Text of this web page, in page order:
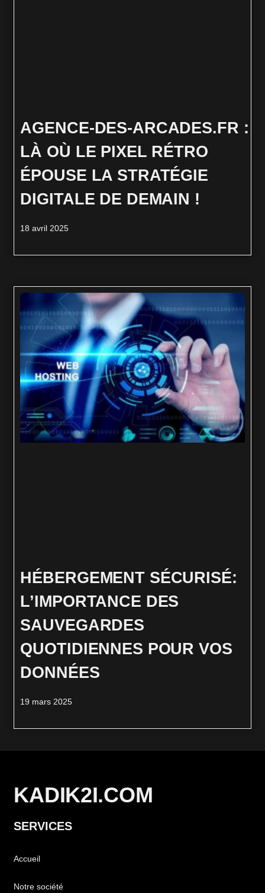
AGENCE‑DES‑ARCADES.FR :
LÀ OÙ LE PIXEL RÉTRO
ÉPOUSE LA STRATÉGIE
DIGITALE DE DEMAIN !
18 avril 2025
HÉBERGEMENT SÉCURISÉ:
L’IMPORTANCE DES
SAUVEGARDES
QUOTIDIENNES POUR VOS
DONNÉES
19 mars 2025
KADIK2I.COM
SERVICES
Accueil
Notre société